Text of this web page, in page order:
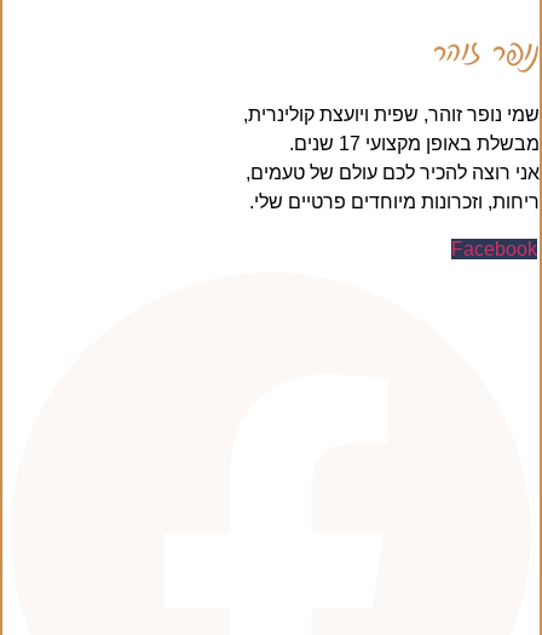
נופר זוהר
שמי נופר זוהר, שפית ויועצת קולינרית,
מבשלת באופן מקצועי 17 שנים.
אני רוצה להכיר לכם עולם של טעמים,
ריחות, וזכרונות מיוחדים פרטיים שלי.
Facebook